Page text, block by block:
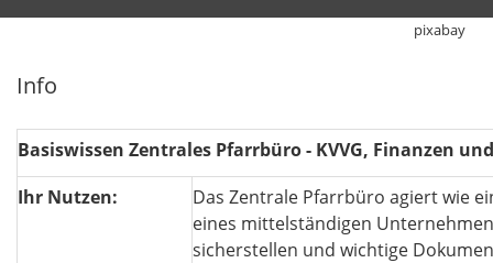
pixabay
Info
Basiswissen Zentrales Pfarrbüro - KVVG, Finanzen
Ihr Nutzen:
Das Zentrale Pfarrbüro agiert wie
eines mittelständigen
sicherstellen und wichtige